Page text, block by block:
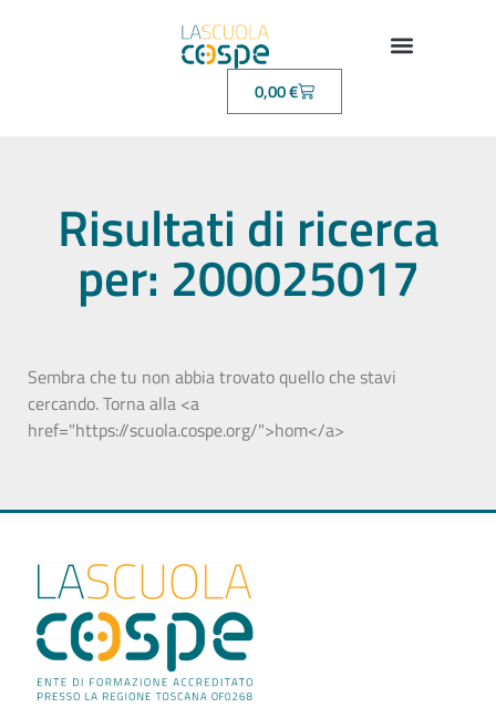
0,00€
Risultati di ricerca
per: 200025017
Sembra che tu non abbia trovato quello che stavi
cercando. Torna alla <a
href="https://scuola.cospe.org/">hom</a>